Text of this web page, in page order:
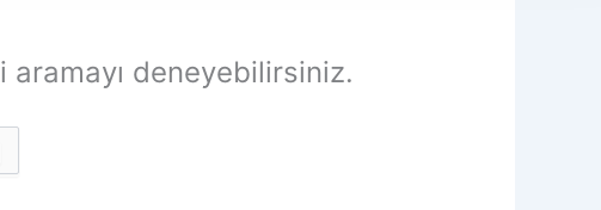
aramayı deneyebilirsiniz.